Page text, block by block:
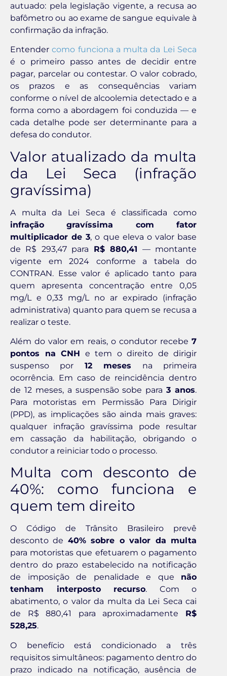
autuado: pela legislação vigente, a recusa ao
bafômetro ou ao exame de sangue equivale à
confirmação da infração.
Entendercomo funciona a multa da Lei Seca
é o primeiro passo antes de decidir entre
pagar, parcelar ou contestar. O valor cobrado,
os prazos e as consequências variam
conforme o nível de alcoolemia detectado e a
forma como a abordagem foi conduzida — e
cada detalhe pode ser determinante para a
defesa do condutor.
Valor atualizado da multa
da Lei Seca (infração
gravíssima)
A multa da Lei Seca é classificada como
infração gravíssima com fator
multiplicador de 3, o que eleva o valor base
de R$ 293,47 para R$ 880,41 — montante
vigente em 2024 conforme a tabela do
CONTRAN. Esse valor é aplicado tanto para
quem apresenta concentração entre 0,05
mg/L e 0,33 mg/L no ar expirado (infração
administrativa) quanto para quem se recusa a
realizar o teste.
Além do valor em reais, o condutor recebe 7
pontos na CNH e tem o direito de dirigir
suspenso por 12 meses na primeira
ocorrência. Em caso de reincidência dentro
de 12 meses, a suspensão sobe para3 anos.
Para motoristas em Permissão Para Dirigir
(PPD), as implicações são ainda mais graves:
qualquer infração gravíssima pode resultar
em cassação da habilitação, obrigando o
condutor a reiniciar todo o processo.
Multa com desconto de
40%: como funciona e
quem tem direito
O Código de Trânsito Brasileiro prevê
desconto de 40% sobre o valor da multa
para motoristas que efetuarem o pagamento
dentro do prazo estabelecido na notificação
de imposição de penalidade e que não
tenham interposto recurso. Com o
abatimento, o valor da multa da Lei Seca cai
de R$ 880,41 para aproximadamente R$
528,25.
O benefício está condicionado a três
requisitos simultâneos: pagamento dentro do
prazo indicado na notificação, ausência de